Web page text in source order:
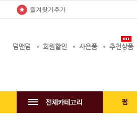
즐겨찾기추가
덤앤덤 회원할인 사은품 추천상품